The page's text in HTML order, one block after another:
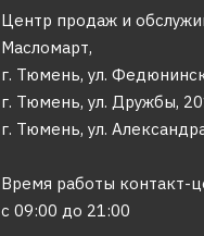
Центр продаж и
Масломарт,
г. Тюмень, ул.
г. Тюмень, ул. Дружбы,
г. Тюмень, ул.
Время работы контакт-
с 09:00 до 21:00